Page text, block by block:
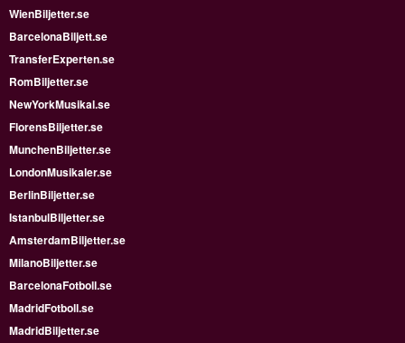
WienBiljetter.se
BarcelonaBiljett.se
TransferExperten.se
RomBiljetter.se
NewYorkMusikal.se
FlorensBiljetter.se
MunchenBiljetter.se
LondonMusikaler.se
BerlinBiljetter.se
IstanbulBiljetter.se
AmsterdamBiljetter.se
MilanoBiljetter.se
BarcelonaFotboll.se
MadridFotboll.se
MadridBiljetter.se